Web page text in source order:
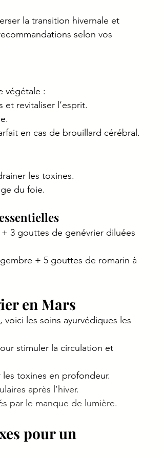
la transition hivernale et
selon vos
végétale :
revitaliser l’esprit.
en cas de brouillard cérébral.
les toxines.
du foie.
3 gouttes de genévrier diluées
+ 5 gouttes de romarin à
en Mars
les soins ayurvédiques les
stimuler la circulation et
toxines en profondeur.
après l’hiver.
par le manque de lumière.
pour un